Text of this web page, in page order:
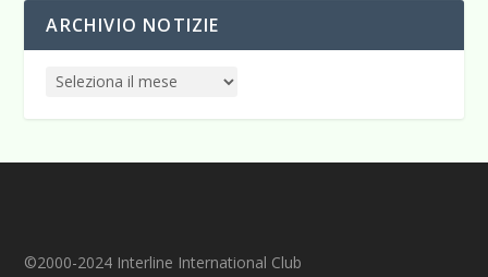
ARCHIVIO NOTIZIE
©2000-2024 Interline International Club